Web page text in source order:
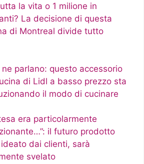
la vita o 1 milione in
La decisione di questa
di Montreal divide tutto
parlano: questo accessorio
di Lidl a basso prezzo sta
il modo di cucinare
era particolarmente
il futuro prodotto
dai clienti, sarà
svelato